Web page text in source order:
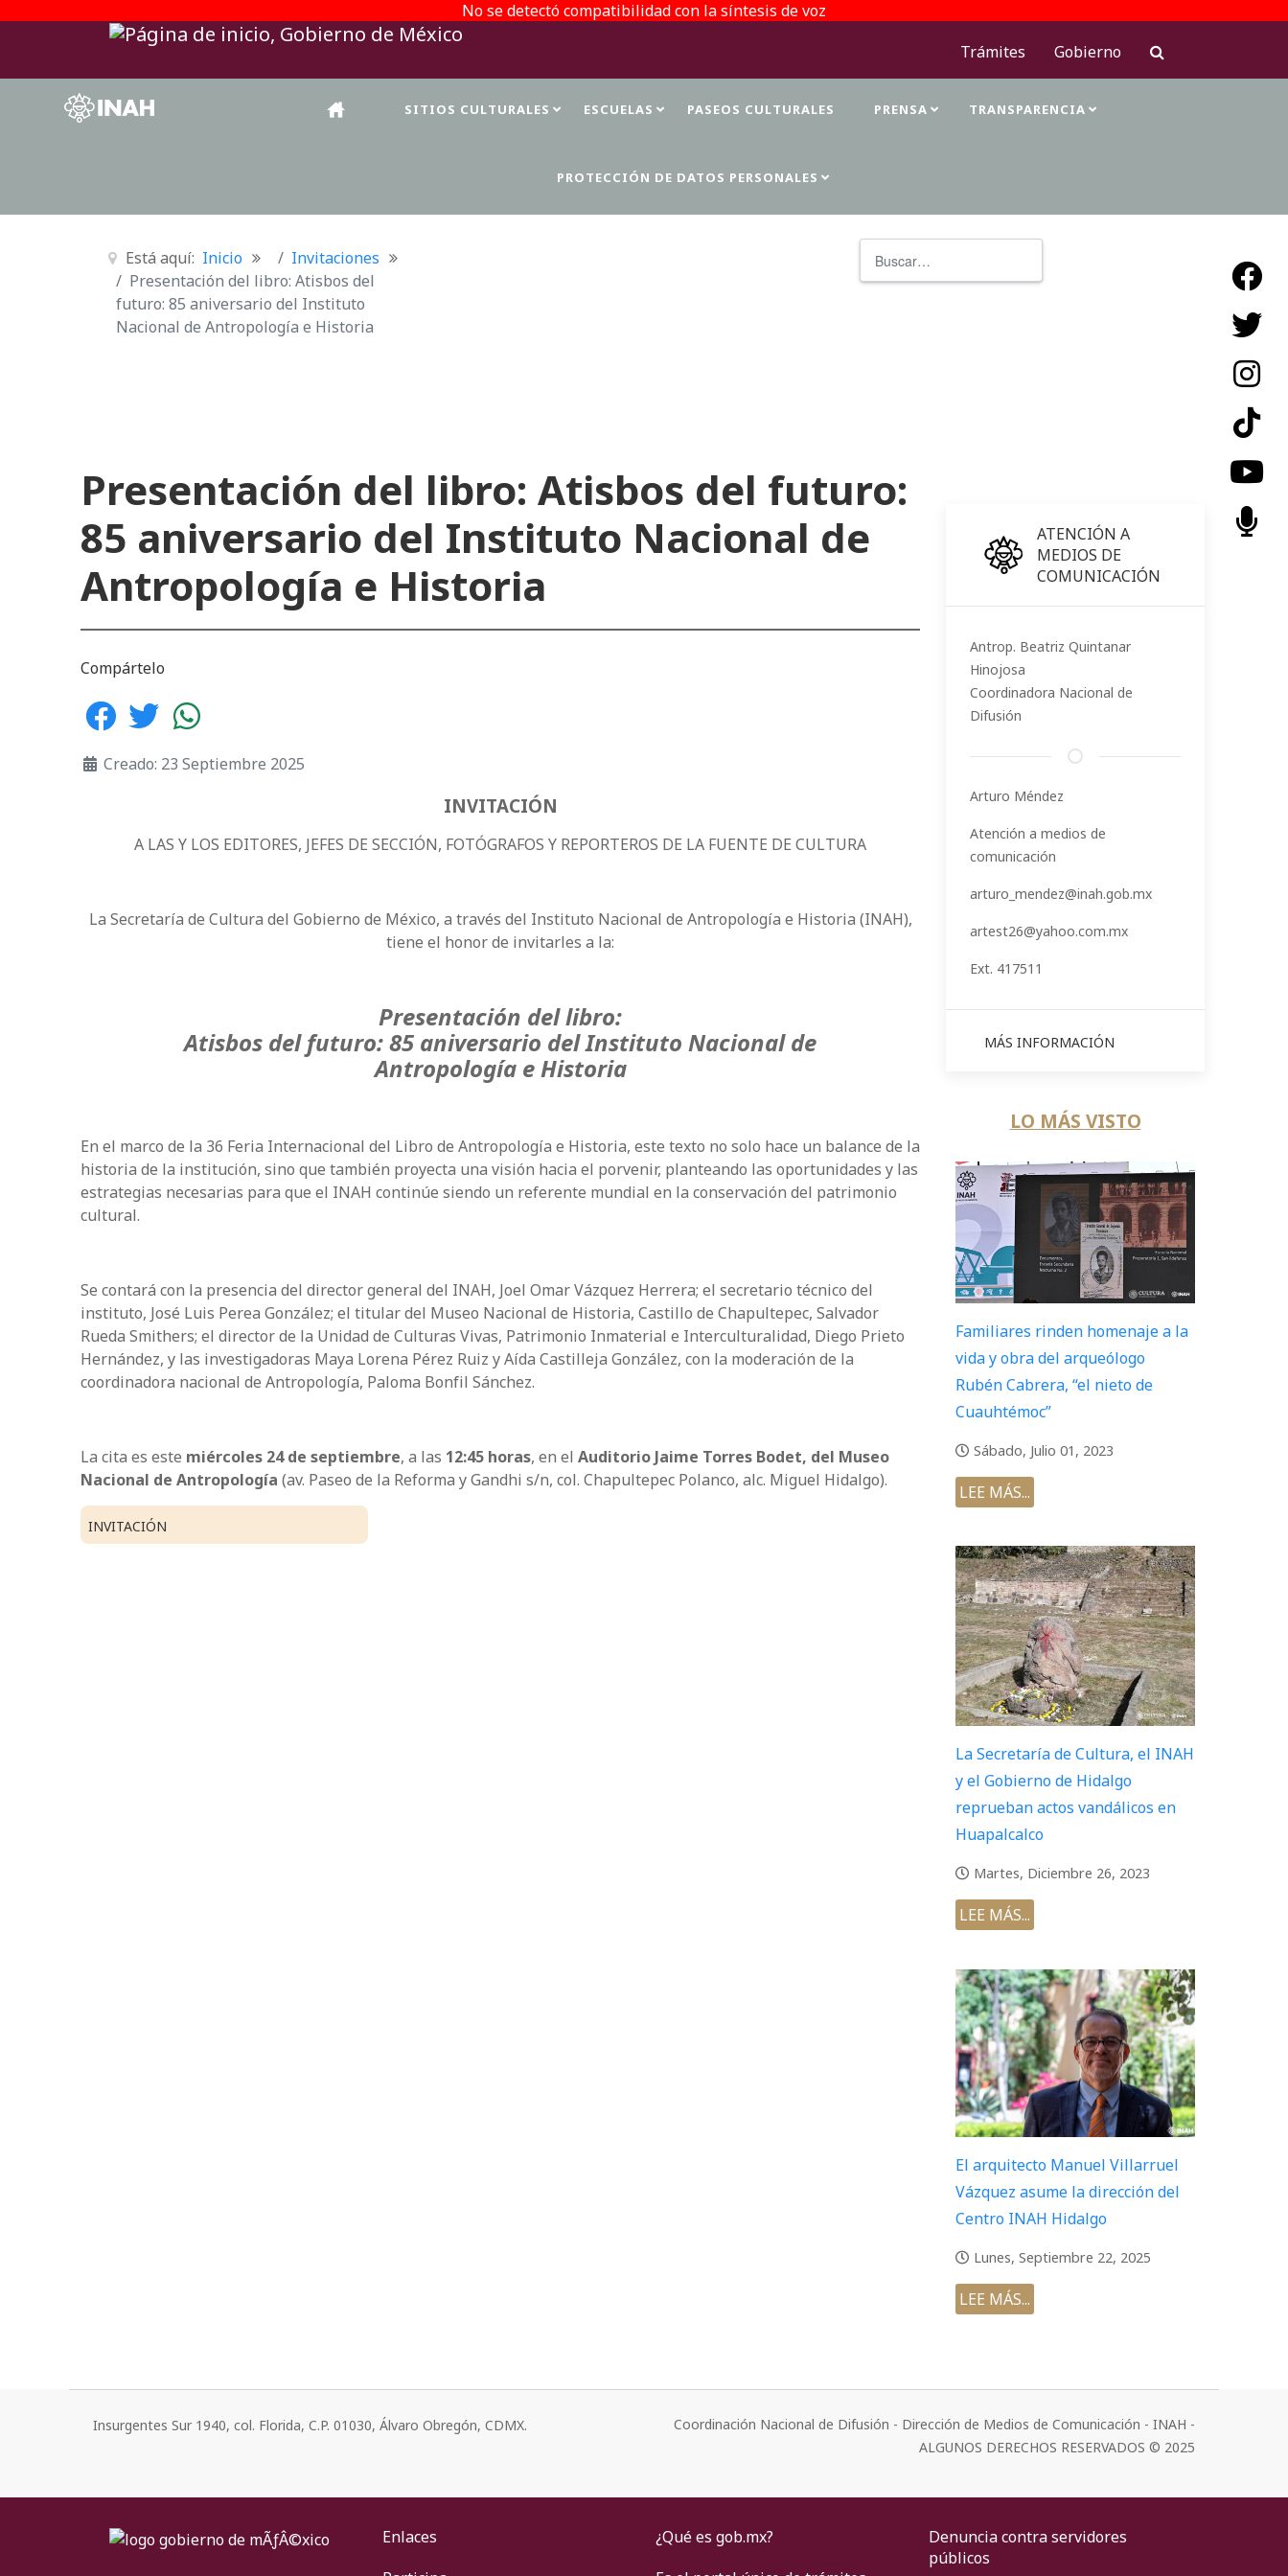
No se detectó compatibilidad con la síntesis de voz
Trámites
Gobierno
SITIOS CULTURALES ESCUELAS PASEOS CULTURALES PRENSA TRANSPARENCIA
PROTECCIÓN DE DATOS PERSONALES
Está aquí: Inicio
Invitaciones
Presentación del libro: Atisbos del
futuro: 85 aniversario del Instituto
Nacional de Antropología e Historia
Presentación del libro: Atisbos del futuro:
85 aniversario del Instituto Nacional de
Antropología e Historia
Compártelo
Creado: 23 Septiembre 2025
INVITACIÓN
A LAS Y LOS EDITORES, JEFES DE SECCIÓN, FOTÓGRAFOS Y REPORTEROS DE LA FUENTE DE CULTURA
La Secretaría de Cultura del Gobierno de México, a través del Instituto Nacional de Antropología e Historia (INAH),
tiene el honor de invitarles a la:
Presentación del libro:
Atisbos del futuro: 85 aniversario del Instituto Nacional de
Antropología e Historia
En el marco de la 36 Feria Internacional del Libro de Antropología e Historia, este texto no solo hace un balance de la
historia de la institución, sino que también proyecta una visión hacia el porvenir, planteando las oportunidades y las
estrategias necesarias para que el INAH continúe siendo un referente mundial en la conservación del patrimonio
cultural.
Se contará con la presencia del director general del INAH, Joel Omar Vázquez Herrera; el secretario técnico del
instituto, José Luis Perea González; el titular del Museo Nacional de Historia, Castillo de Chapultepec, Salvador
Rueda Smithers; el director de la Unidad de Culturas Vivas, Patrimonio Inmaterial e Interculturalidad, Diego Prieto
Hernández, y las investigadoras Maya Lorena Pérez Ruiz y Aída Castilleja González, con la moderación de la
coordinadora nacional de Antropología, Paloma Bonfil Sánchez.
La cita es este miércoles 24 de septiembre, a las 12:45 horas, en el Auditorio Jaime Torres Bodet, del Museo
Nacional de Antropología (av. Paseo de la Reforma y Gandhi s/n, col. Chapultepec Polanco, alc. Miguel Hidalgo).
INVITACIÓN
ATENCIÓN A
MEDIOS DE
COMUNICACIÓN
Antrop. Beatriz Quintanar
Hinojosa
Coordinadora Nacional de
Difusión
Arturo Méndez
Atención a medios de
comunicación
arturo_mendez@inah.gob.mx
artest26@yahoo.com.mx
Ext. 417511
MÁS INFORMACIÓN
LO MÁS VISTO
Familiares rinden homenaje a la
vida y obra del arqueólogo
Rubén Cabrera, “el nieto de
Cuauhtémoc”
Sábado, Julio 01, 2023
LEE MÁS...
La Secretaría de Cultura, el INAH
y el Gobierno de Hidalgo
reprueban actos vandálicos en
Huapalcalco
Martes, Diciembre 26, 2023
LEE MÁS...
El arquitecto Manuel Villarruel
Vázquez asume la dirección del
Centro INAH Hidalgo
Lunes, Septiembre 22, 2025
LEE MÁS...
Insurgentes Sur 1940, col. Florida, C.P. 01030, Álvaro Obregón, CDMX.
Coordinación Nacional de Difusión - Dirección de Medios de Comunicación - INAH -
ALGUNOS DERECHOS RESERVADOS © 2025
Enlaces
¿Qué es gob.mx?
Denuncia contra servidores
públicos